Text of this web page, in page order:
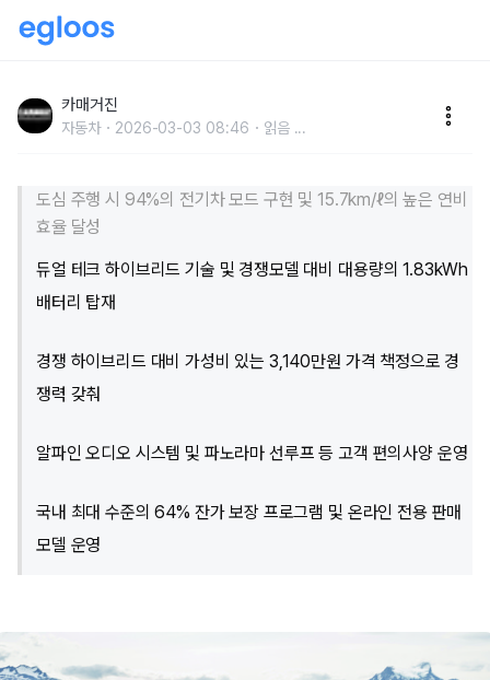
카매거진
자동차 2026-03-03 08:46 읽음 ...
도심 주행 시 94%의 전기차 모드 구현 및 15.7km/ℓ의 높은 연비
효율 달성
듀얼 테크 하이브리드 기술 및 경쟁모델 대비 대용량의 1.83kWh
배터리 탑재
경쟁 하이브리드 대비 가성비 있는 3,140만원 가격 책정으로 경
쟁력 갖춰
알파인 오디오 시스템 및 파노라마 선루프 등 고객 편의사양 운영
국내 최대 수준의 64% 잔가 보장 프로그램 및 온라인 전용 판매
모델 운영